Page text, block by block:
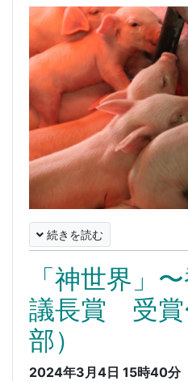
続きを読む
「神世界」
議長賞 受賞
部）
2024年3月4日 15時40分